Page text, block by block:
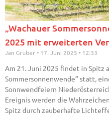
„Wachauer
2025 mit erweiterten
Jan Gruber 17. Juni 2025 12:33
Am 21. Juni 2025 findet in Spitz
Sommersonnenwende“ statt,
Sonnwendfeiern
Ereignis werden die
Spitz durch zauberhafte